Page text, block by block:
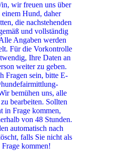
wir freuen uns über
einem Hund, daher
die nachstehenden
und vollständig
Angaben werden
Für die Vorkontrolle
Ihre Daten an
weiter zu geben.
Fragen sein, bitte E-
bemühen uns, alle
bearbeiten. Sollten
in Frage kommen,
von 48 Stunden.
automatisch nach
falls Sie nicht als
kommen!